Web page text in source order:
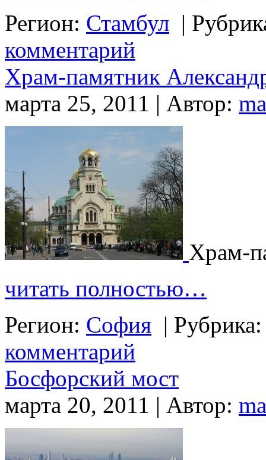
Регион: Стамбул |
комментарий
Храм-памятник
марта 25, 2011 | Автор:
Храм-
читать полностью…
Регион: София |
комментарий
Босфорский мост
марта 20, 2011 | Автор: